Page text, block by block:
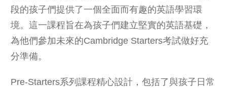
段的孩子們提供了一個全面而有趣的英語學習環
境。這一課程旨在為孩子們建立堅實的英語基礎，
為他們參加未來的Cambridge Starters考試做好充
分準備。
Pre-Starters系列課程精心設計，包括了與孩子日常